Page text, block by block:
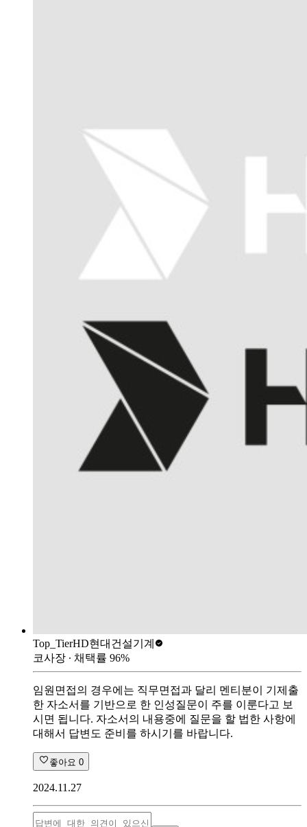
Top_TierHD현대건설기계
코사장 ∙ 채택률 96%
임원면접의 경우에는 직무면접과 달리 멘티분이 기제출
한 자소서를 기반으로 한 인성질문이 주를 이룬다고 보
시면 됩니다. 자소서의 내용중에 질문을 할 법한 사항에
대해서 답변도 준비를 하시기를 바랍니다.
좋아요 0
2024.11.27